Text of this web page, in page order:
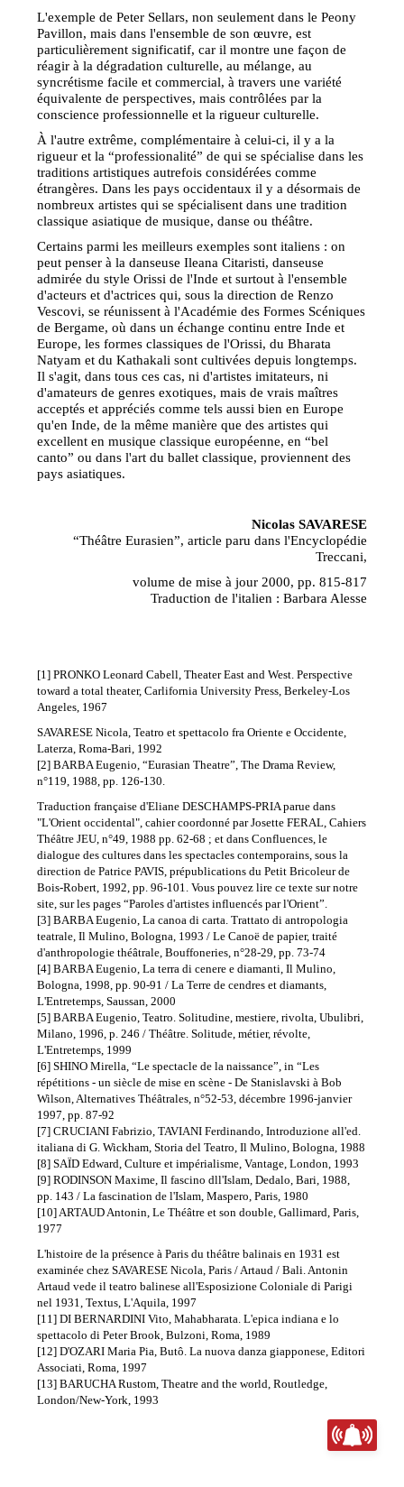
L'exemple de Peter Sellars, non seulement dans le Peony
Pavillon, mais dans l'ensemble de son œuvre, est
particulièrement significatif, car il montre une façon de
réagir à la dégradation culturelle, au mélange, au
syncrétisme facile et commercial, à travers une variété
équivalente de perspectives, mais contrôlées par la
conscience professionnelle et la rigueur culturelle.
À l'autre extrême, complémentaire à celui-ci, il y a la
rigueur et la “professionalité” de qui se spécialise dans les
traditions artistiques autrefois considérées comme
étrangères. Dans les pays occidentaux il y a désormais de
nombreux artistes qui se spécialisent dans une tradition
classique asiatique de musique, danse ou théâtre.
Certains parmi les meilleurs exemples sont italiens : on
peut penser à la danseuse Ileana Citaristi, danseuse
admirée du style Orissi de l'Inde et surtout à l'ensemble
d'acteurs et d'actrices qui, sous la direction de Renzo
Vescovi, se réunissent à l'Académie des Formes Scéniques
de Bergame, où dans un échange continu entre Inde et
Europe, les formes classiques de l'Orissi, du Bharata
Natyam et du Kathakali sont cultivées depuis longtemps.
Il s'agit, dans tous ces cas, ni d'artistes imitateurs, ni
d'amateurs de genres exotiques, mais de vrais maîtres
acceptés et appréciés comme tels aussi bien en Europe
qu'en Inde, de la même manière que des artistes qui
excellent en musique classique européenne, en “bel
canto” ou dans l'art du ballet classique, proviennent des
pays asiatiques.
Nicolas SAVARESE
“Théâtre Eurasien”, article paru dans l'Encyclopédie
Treccani,
volume de mise à jour 2000, pp. 815-817
Traduction de l'italien : Barbara Alesse
[1] PRONKO Leonard Cabell, Theater East and West. Perspective
toward a total theater, Carlifornia University Press, Berkeley-Los
Angeles, 1967
SAVARESE Nicola, Teatro et spettacolo fra Oriente e Occidente,
Laterza, Roma-Bari, 1992
[2] BARBA Eugenio, “Eurasian Theatre”, The Drama Review,
n°119, 1988, pp. 126-130.
Traduction française d'Eliane DESCHAMPS-PRIA parue dans
"L'Orient occidental", cahier coordonné par Josette FERAL, Cahiers
Théâtre JEU, n°49, 1988 pp. 62-68 ; et dans Confluences, le
dialogue des cultures dans les spectacles contemporains, sous la
direction de Patrice PAVIS, prépublications du Petit Bricoleur de
Bois-Robert, 1992, pp. 96-101. Vous pouvez lire ce texte sur notre
site, sur les pages “Paroles d'artistes influencés par l'Orient”.
[3] BARBA Eugenio, La canoa di carta. Trattato di antropologia
teatrale, Il Mulino, Bologna, 1993 / Le Canoë de papier, traité
d'anthropologie théâtrale, Bouffoneries, n°28-29, pp. 73-74
[4] BARBA Eugenio, La terra di cenere e diamanti, Il Mulino,
Bologna, 1998, pp. 90-91 / La Terre de cendres et diamants,
L'Entretemps, Saussan, 2000
[5] BARBA Eugenio, Teatro. Solitudine, mestiere, rivolta, Ubulibri,
Milano, 1996, p. 246 / Théâtre. Solitude, métier, révolte,
L'Entretemps, 1999
[6] SHINO Mirella, “Le spectacle de la naissance”, in “Les
répétitions - un siècle de mise en scène - De Stanislavski à Bob
Wilson, Alternatives Théâtrales, n°52-53, décembre 1996-janvier
1997, pp. 87-92
[7] CRUCIANI Fabrizio, TAVIANI Ferdinando, Introduzione all'ed.
italiana di G. Wickham, Storia del Teatro, Il Mulino, Bologna, 1988
[8] SAÏD Edward, Culture et impérialisme, Vantage, London, 1993
[9] RODINSON Maxime, Il fascino dll'Islam, Dedalo, Bari, 1988,
pp. 143 / La fascination de l'Islam, Maspero, Paris, 1980
[10] ARTAUD Antonin, Le Théâtre et son double, Gallimard, Paris,
1977
L'histoire de la présence à Paris du théâtre balinais en 1931 est
examinée chez SAVARESE Nicola, Paris / Artaud / Bali. Antonin
Artaud vede il teatro balinese all'Esposizione Coloniale di Parigi
nel 1931, Textus, L'Aquila, 1997
[11] DI BERNARDINI Vito, Mahabharata. L'epica indiana e lo
spettacolo di Peter Brook, Bulzoni, Roma, 1989
[12] D'OZARI Maria Pia, Butô. La nuova danza giapponese, Editori
Associati, Roma, 1997
[13] BARUCHA Rustom, Theatre and the world, Routledge,
London/New-York, 1993